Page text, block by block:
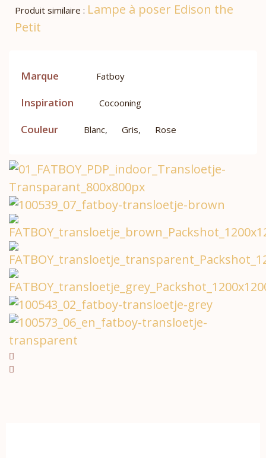
Produit similaire : Lampe à poser Edison the
Petit
Marque Fatboy
Inspiration Cocooning
Couleur Blanc, Gris, Rose